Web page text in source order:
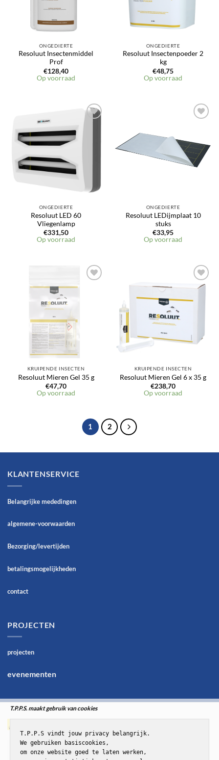
ONGEDIERTE
Resoluut Insectenmiddel
Prof
€128,40
Op voorraad
ONGEDIERTE
Resoluut Insectenpoeder 2
kg
€48,75
Op voorraad
ONGEDIERTE
Resoluut LED 60
Vliegenlamp
€331,50
Op voorraad
ONGEDIERTE
Resoluut LEDijmplaat 10
stuks
€33,95
Op voorraad
KRUIPENDE INSECTEN
Resoluut Mieren Gel 35 g
€47,70
Op voorraad
KRUIPENDE INSECTEN
Resoluut Mieren Gel 6 x 35 g
€238,70
Op voorraad
1 2
KLANTENSERVICE
Belangrijke mededingen
algemene-voorwaarden
Bezorging/levertijden
betalingsmogelijkheden
contact
PROJECTEN
projecten
evenementen
T.P.P.S. maakt gebruik van cookies
T.P.P.S vindt jouw privacy belangrijk.
We gebruiken basiscookies,
om onze website goed te laten werken,